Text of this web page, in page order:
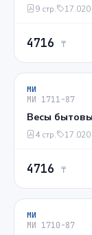
9 стр. 17.020
4716 ₸
МИ
МИ 1711-87
Весы
4 стр. 17.020
4716 ₸
МИ
МИ 1710-87